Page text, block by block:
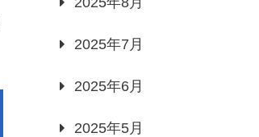
2025年7月
2025年6月
2025年5月